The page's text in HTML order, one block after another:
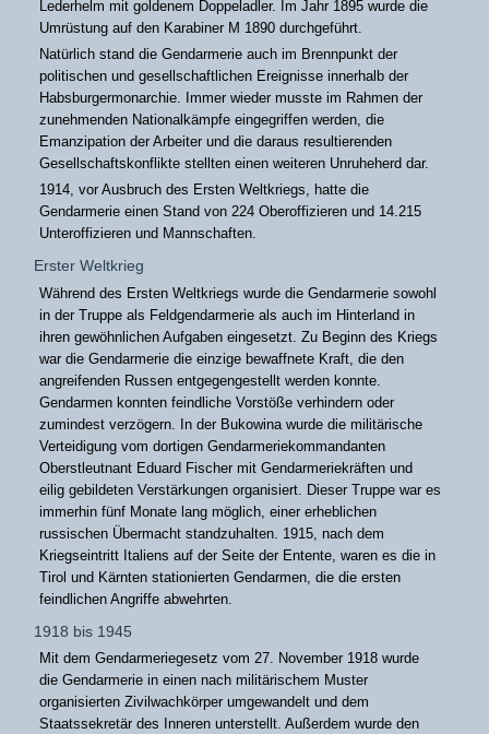
Lederhelm mit goldenem Doppeladler. Im Jahr 1895 wurde die
Umrüstung auf den Karabiner M 1890 durchgeführt.
Natürlich stand die Gendarmerie auch im Brennpunkt der
politischen und gesellschaftlichen Ereignisse innerhalb der
Habsburgermonarchie. Immer wieder musste im Rahmen der
zunehmenden Nationalkämpfe eingegriffen werden, die
Emanzipation der Arbeiter und die daraus resultierenden
Gesellschaftskonflikte stellten einen weiteren Unruheherd dar.
1914, vor Ausbruch des Ersten Weltkriegs, hatte die
Gendarmerie einen Stand von 224 Oberoffizieren und 14.215
Unteroffizieren und Mannschaften.
Erster Weltkrieg
Während des Ersten Weltkriegs wurde die Gendarmerie sowohl
in der Truppe als Feldgendarmerie als auch im Hinterland in
ihren gewöhnlichen Aufgaben eingesetzt. Zu Beginn des Kriegs
war die Gendarmerie die einzige bewaffnete Kraft, die den
angreifenden Russen entgegengestellt werden konnte.
Gendarmen konnten feindliche Vorstöße verhindern oder
zumindest verzögern. In der Bukowina wurde die militärische
Verteidigung vom dortigen Gendarmeriekommandanten
Oberstleutnant Eduard Fischer mit Gendarmeriekräften und
eilig gebildeten Verstärkungen organisiert. Dieser Truppe war es
immerhin fünf Monate lang möglich, einer erheblichen
russischen Übermacht standzuhalten. 1915, nach dem
Kriegseintritt Italiens auf der Seite der Entente, waren es die in
Tirol und Kärnten stationierten Gendarmen, die die ersten
feindlichen Angriffe abwehrten.
1918 bis 1945
Mit dem Gendarmeriegesetz vom 27. November 1918 wurde
die Gendarmerie in einen nach militärischem Muster
organisierten Zivilwachkörper umgewandelt und dem
Staatssekretär des Inneren unterstellt. Außerdem wurde den